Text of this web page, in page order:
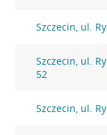
Szczecin, ul.
Szczecin, ul.
52
Szczecin, ul.